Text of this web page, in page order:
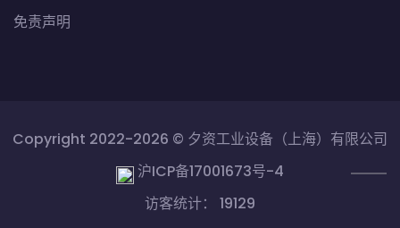
免责声明
Copyright 2022-2026 © 夕资工业设备（上海）有限公司
沪ICP备17001673号-4
访客统计： 19129